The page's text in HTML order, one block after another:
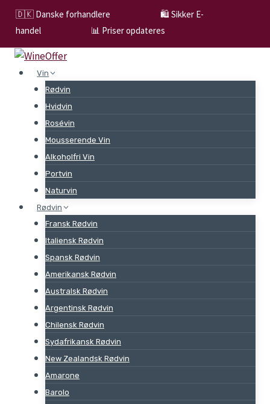
Skip
🇩🇰 Danske forhandlere
🛍️ Sikker E-
handel
📊 Priser opdateres
Vin
Rødvin
Hvidvin
Rosévin
Mousserende Vin
Alkoholfri Vin
Portvin
Naturvin
Rødvin
Fransk Rødvin
Italiensk Rødvin
Spansk Rødvin
Amerikansk Rødvin
Australsk Rødvin
Argentinsk Rødvin
Chilensk Rødvin
Sydafrikansk Rødvin
New Zealandsk Rødvin
Amarone
Barolo